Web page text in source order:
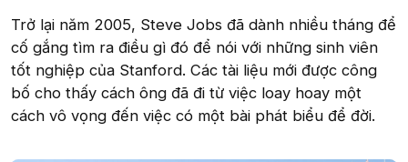
Trở lại năm 2005, Steve Jobs đã dành nhiều tháng để
cố gắng tìm ra điều gì đó để nói với những sinh viên
tốt nghiệp của Stanford. Các tài liệu mới được công
bố cho thấy cách ông đã đi từ việc loay hoay một
cách vô vọng đến việc có một bài phát biểu để đời.